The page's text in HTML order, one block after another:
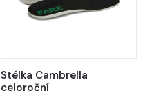
Stélka Cambrella
celoroční